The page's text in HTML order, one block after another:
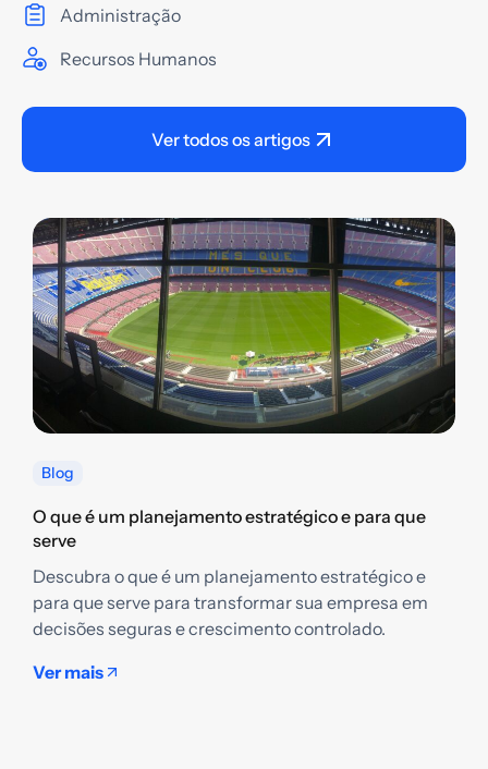
Administração
Recursos Humanos
Ver todos os artigos
Blog
O que é um planejamento estratégico e para que
serve
Descubra o que é um planejamento estratégico e
para que serve para transformar sua empresa em
decisões seguras e crescimento controlado.
Ver mais